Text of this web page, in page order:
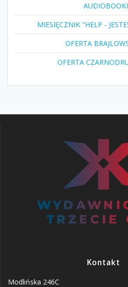
AUDIOBOOKI
MIESIĘCZNIK "HELP -
OFERTA
OFERTA
Kontakt
Modlińska 246C